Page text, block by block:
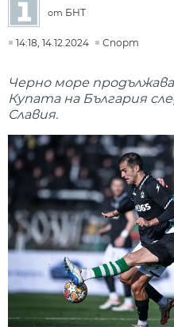
от БНТ
14:18, 14.12.2024 Спорт
Черно море
Купата на България
Славия.